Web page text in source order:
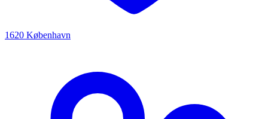
1620 København